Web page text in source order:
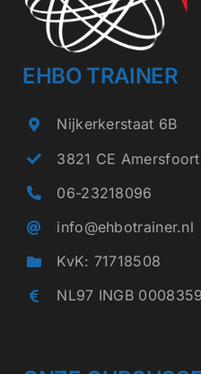
gekozen
worden
op
EHBO TRAINER
Nijkerkerstaat 6B
3821 CE Amersfoort
06-23218096
info@ehbotrainer.nl
KvK: 71718508
NL97 INGB